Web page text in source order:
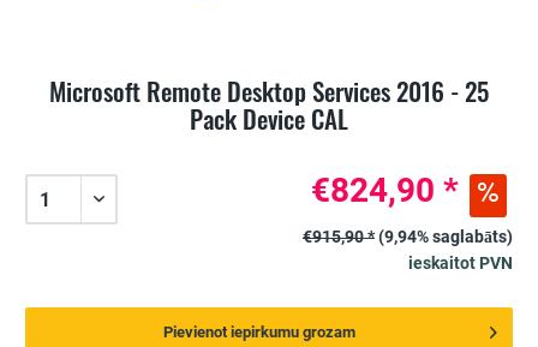
Microsoft Remote Desktop Services 2016 - 25
Pack Device CAL
€824,90 *
€915,90 *(9,94% saglabāts)
ieskaitot PVN
Pievienot iepirkumu grozam